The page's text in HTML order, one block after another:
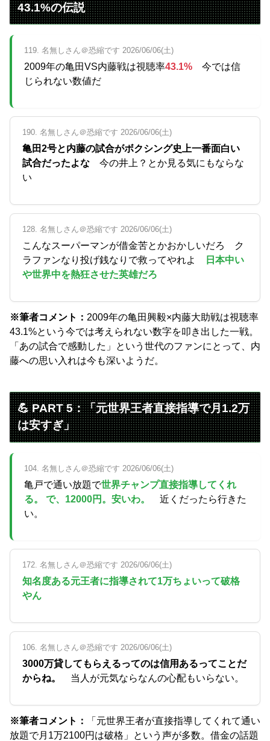
43.1%の伝説
119. 名無しさん＠恐縮です 2026/06/06(土)
2009年の亀田VS内藤戦は視聴率43.1% 今では信
じられない数値だ
190. 名無しさん＠恐縮です 2026/06/06(土)
亀田2号と内藤の試合がボクシング史上一番面白い
試合だったよな 今の井上？とか見る気にもならな
い
128. 名無しさん＠恐縮です 2026/06/06(土)
こんなスーパーマンが借金苦とかおかしいだろ ク
ラファンなり投げ銭なりで救ってやれよ
日本中い
や世界中を熱狂させた英雄だろ
※筆者コメント： 2009年の亀田興毅×内藤大助戦は視聴率
43.1%という今では考えられない数字を叩き出した一戦。
「あの試合で感動した」という世代のファンにとって、内
藤への思い入れは今も深いようだ。
💪 PART 5：「元世界王者直接指導で月1.2万
は安すぎ」
104. 名無しさん＠恐縮です 2026/06/06(土)
亀戸で通い放題で世界チャンプ直接指導してくれ
る。 で、12000円。安いわ。
近くだったら行きた
い。
172. 名無しさん＠恐縮です 2026/06/06(土)
知名度ある元王者に指導されて1万ちょいって破格
やん
106. 名無しさん＠恐縮です 2026/06/06(土)
3000万貸してもらえるってのは信用あるってことだ
からね。
当人が元気ならなんの心配もいらない。
※筆者コメント：
「元世界王者が直接指導してくれて通い
放題で月1万2100円は破格」という声が多数。借金の話題